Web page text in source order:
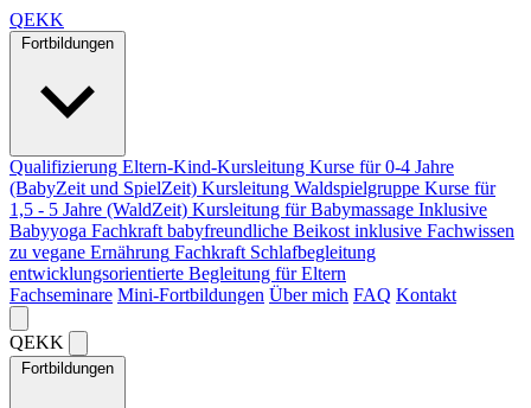
QEKK
Fortbildungen
Qualifizierung Eltern-Kind-Kursleitung Kurse für 0-4 Jahre
(BabyZeit und SpielZeit) Kursleitung Waldspielgruppe Kurse für
1,5 - 5 Jahre (WaldZeit) Kursleitung für Babymassage Inklusive
Babyyoga Fachkraft babyfreundliche Beikost inklusive Fachwissen
zu vegane Ernährung Fachkraft Schlafbegleitung
entwicklungsorientierte Begleitung für Eltern
Fachseminare Mini-Fortbildungen Über mich FAQ Kontakt
QEKK
Fortbildungen